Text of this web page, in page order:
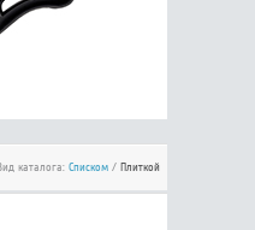
каталога: Списком/ Плиткой